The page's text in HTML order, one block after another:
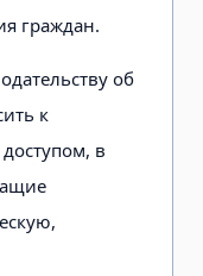
граждан.
об
к
в